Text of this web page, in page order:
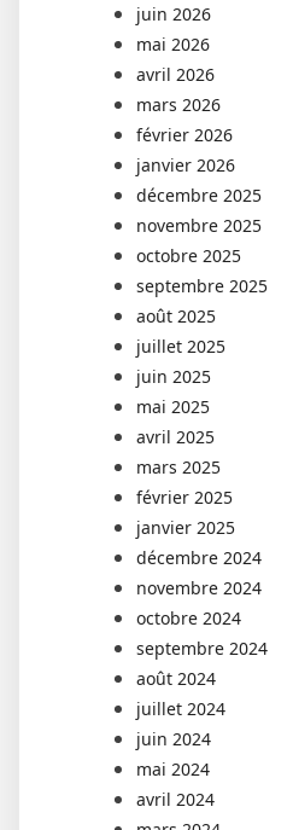
juin 2026
mai 2026
avril 2026
mars 2026
février 2026
janvier 2026
décembre 2025
novembre 2025
octobre 2025
septembre 2025
août 2025
juillet 2025
juin 2025
mai 2025
avril 2025
mars 2025
février 2025
janvier 2025
décembre 2024
novembre 2024
octobre 2024
septembre 2024
août 2024
juillet 2024
juin 2024
mai 2024
avril 2024